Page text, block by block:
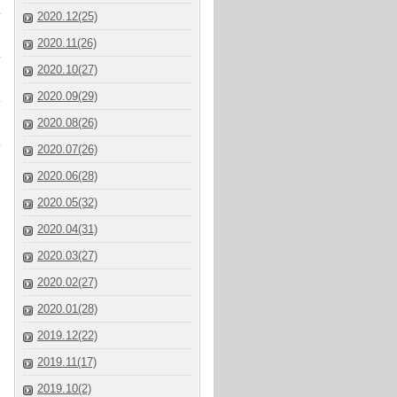
2020.12(25)
2020.11(26)
2020.10(27)
2020.09(29)
2020.08(26)
2020.07(26)
2020.06(28)
2020.05(32)
2020.04(31)
2020.03(27)
2020.02(27)
2020.01(28)
2019.12(22)
2019.11(17)
2019.10(2)